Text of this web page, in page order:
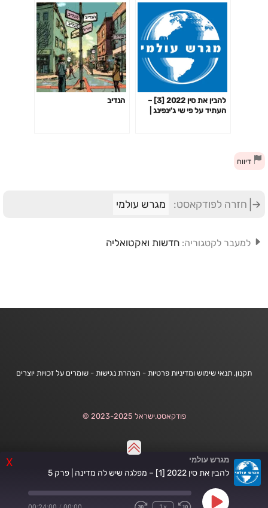
X מגרש עולמי
להבין את סין 2022 [1] – מפלגה שיש לה מדינה | פרק 5
Play
להבין את סין 2022 [3] –
העתיד על פי שי ג'ינפינג |
הנדיב
דיווח
חזרה לפודקאסט: מגרש עולמי
למעבר לקטגוריה: חדשות ואקטואליה
תקנון, תנאי שימוש ומדיניות פרטיות - הצהרת נגישות - שומרים על זכויות יוצרים
פודקאסט.ישראל 2023-2025 ©